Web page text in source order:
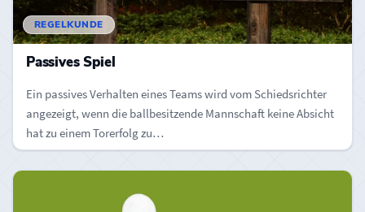
REGELKUNDE
Passives Spiel
Ein passives Verhalten eines Teams wird vom Schiedsrichter
angezeigt, wenn die ballbesitzende Mannschaft keine Absicht
hat zu einem Torerfolg zu…